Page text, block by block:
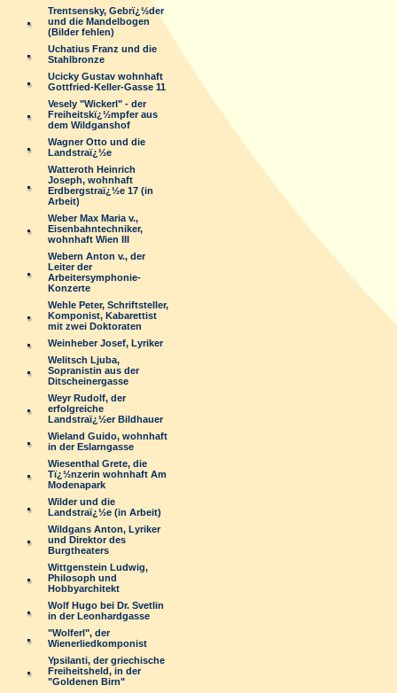
Trentsensky, Gebrï¿½der
und die Mandelbogen
(Bilder fehlen)
Uchatius Franz und die
Stahlbronze
Ucicky Gustav wohnhaft
Gottfried-Keller-Gasse 11
Vesely "Wickerl" - der
Freiheitskï¿½mpfer aus
dem Wildganshof
Wagner Otto und die
Landstraï¿½e
Watteroth Heinrich
Joseph, wohnhaft
Erdbergstraï¿½e 17 (in
Arbeit)
Weber Max Maria v.,
Eisenbahntechniker,
wohnhaft Wien III
Webern Anton v., der
Leiter der
Arbeitersymphonie-
Konzerte
Wehle Peter, Schriftsteller,
Komponist, Kabarettist
mit zwei Doktoraten
Weinheber Josef, Lyriker
Welitsch Ljuba,
Sopranistin aus der
Ditscheinergasse
Weyr Rudolf, der
erfolgreiche
Landstraï¿½er Bildhauer
Wieland Guido, wohnhaft
in der Eslarngasse
Wiesenthal Grete, die
Tï¿½nzerin wohnhaft Am
Modenapark
Wilder und die
Landstraï¿½e (in Arbeit)
Wildgans Anton, Lyriker
und Direktor des
Burgtheaters
Wittgenstein Ludwig,
Philosoph und
Hobbyarchitekt
Wolf Hugo bei Dr. Svetlin
in der Leonhardgasse
"Wolferl", der
Wienerliedkomponist
Ypsilanti, der griechische
Freiheitsheld, in der
"Goldenen Birn"